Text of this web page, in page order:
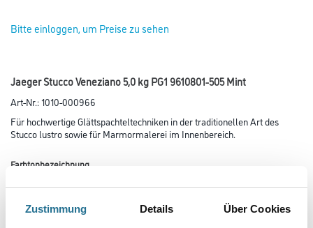
Zustimmung Details Über Cookies
Bitte einloggen, um Preise zu sehen
Jaeger Stucco Veneziano 5,0 kg PG1 9610801-505 Mint
Art-Nr.:1010-000966
Für hochwertige Glättspachteltechniken in der traditionellen Art des
Stucco lustro sowie für Marmormalerei im Innenbereich.
Farbtonbezeichnung